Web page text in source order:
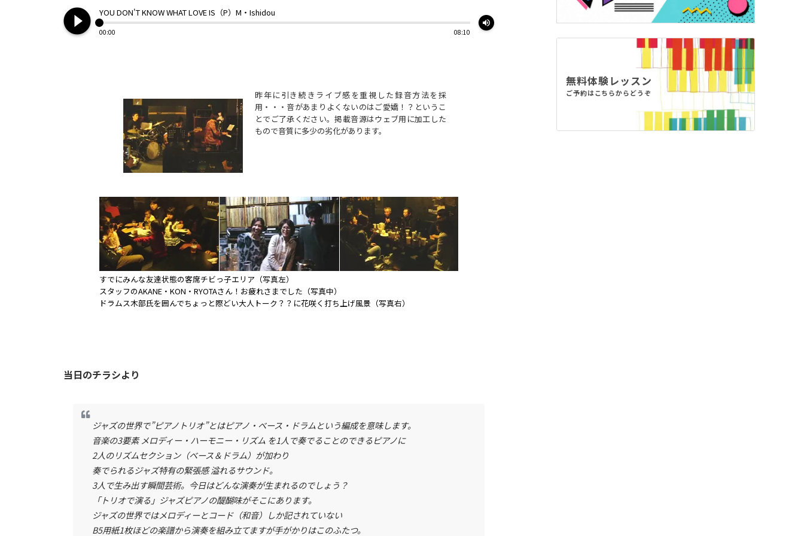
play_circle_filled YOU DON'T KNOW WHAT LOVE IS（P）M・Ishidou
00:00 08:10
volume_up
昨年に引き続きライブ感を重視した録音方法を採
用・・・音があまりよくないのはご愛嬌！？というこ
とでご了承ください。掲載音源はウェブ用に加工した
もので音質に多少の劣化があります。
すでにみんな友達状態の客席チビっ子エリア（写真左）
スタッフのAKANE・KON・RYOTAさん！お疲れさまでした（写真中）
ドラムス木部氏を囲んでちょっと際どい大人トーク？？に花咲く打ち上げ風景（写真右）
当日のチラシより
ジャズの世界で”ピアノトリオ”とはピアノ・ベース・ドラムという編成を意味します。
音楽の3要素 メロディー・ハーモニー・リズム を1人で奏でることのできるピアノに
2人のリズムセクション（ベース＆ドラム）が加わり
奏でられるジャズ特有の緊張感 溢れるサウンド。
3人で生み出す瞬間芸術。今日はどんな演奏が生まれるのでしょう？
「トリオで演る」ジャズピアノの醍醐味がそこにあります。
ジャズの世界ではメロディーとコード（和音）しか記されていない
B5用紙1枚ほどの楽譜から演奏を組み立てますが手がかりはこのふたつ。
無料体験レッスン
ご予約はこちらからどうぞ